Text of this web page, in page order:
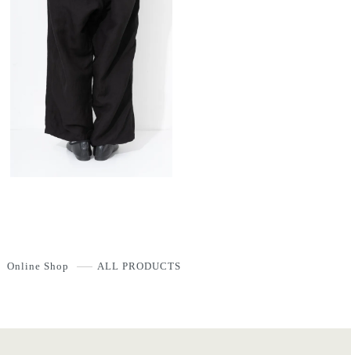
Online Shop ALL PRODUCTS